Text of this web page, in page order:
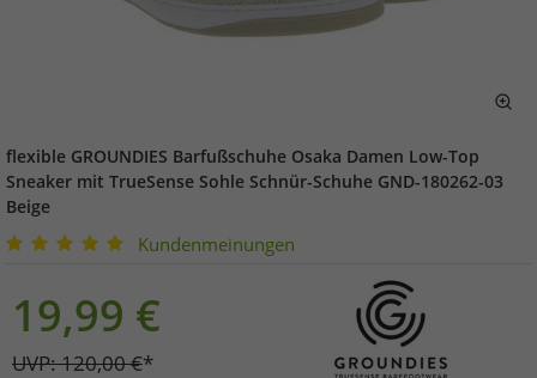
flexible GROUNDIES Barfußschuhe Osaka Damen Low-Top
Sneaker mit TrueSense Sohle Schnür-Schuhe GND-180262-03
Beige
Kundenmeinungen
19,99 €
UVP:120,00€*